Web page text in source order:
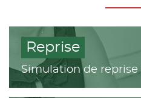
Reprise
Simulation de